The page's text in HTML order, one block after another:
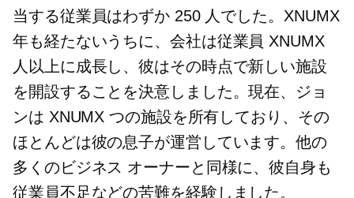
当する従業員はわずか 250 人でした。XNUMX
年も経たないうちに、会社は従業員 XNUMX
人以上に成長し、彼はその時点で新しい施設
を開設することを決意しました。現在、ジョ
ンは XNUMX つの施設を所有しており、その
ほとんどは彼の息子が運営しています。他の
多くのビジネス オーナーと同様に、彼自身も
従業員不足などの苦難を経験しました。